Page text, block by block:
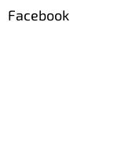
Facebook